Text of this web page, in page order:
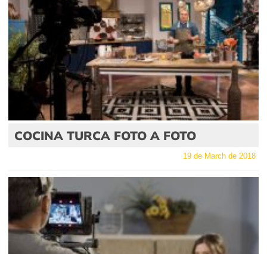
COCINA TURCA FOTO A FOTO
19 de March de 2018